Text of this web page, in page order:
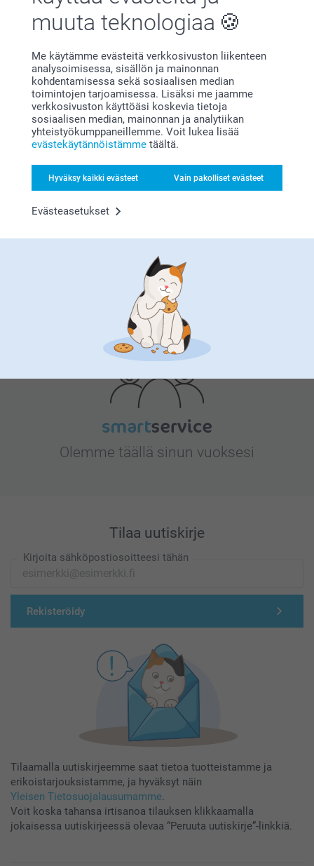
muuta teknologiaa
Me käytämme evästeitä verkkosivuston liikenteen
analysoimisessa, sisällön ja mainonnan
kohdentamisessa sekä sosiaalisen median
toimintojen tarjoamisessa. Lisäksi me jaamme
verkkosivuston käyttöäsi koskevia tietoja
sosiaalisen median, mainonnan ja analytiikan
yhteistyökumppaneillemme. Voit lukea lisää
evästekäytännöistämme täältä.
Hyväksy kaikki evästeet Vain pakolliset evästeet
Evästeasetukset
Tyytyväisyystakuu
Bonusta kaikista tilauksista
Etsitkö inspiraatiota?
Olemme täällä sinun vuoksesi
Tilaa uutiskirje
Kirjoita sähköpostiosoitteesi tähän
Rekisteröidy
Tilaamalla uutiskirjeemme saat tietoa tuotteistamme ja
erikoistarjouksistamme, ja hyväksyt näin
Yleisen Tietosuojalausumamme.
Voit koska tahansa irtisanoa tilauksen klikkaamalla
jokaisessa uutiskirjeessä olevaa “Peruuta uutiskirje”-linkkiä.